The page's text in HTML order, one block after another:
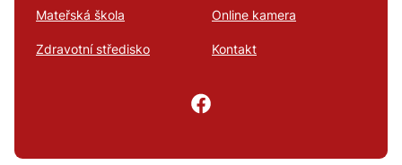
Mateřská škola Online kamera
Zdravotní středisko Kontakt